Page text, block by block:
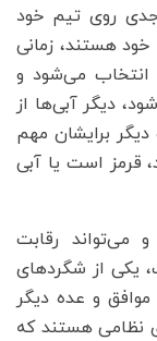
روی تیم خود
هستند، زمانی
می‌شود و
دیگر آبی‌ها از
برایشان مهم
قرمز است یا آبی
می‌تواند رقابت
یکی از شگردهای
و عده دیگر
نظامی هستند که